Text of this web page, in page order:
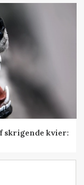
skrigende kvier: